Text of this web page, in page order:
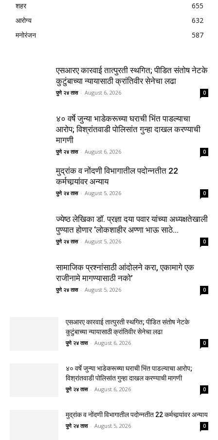
शहर
655
आरोग्य
632
मनोरंजन
587
एसआरए कारवाई तात्पुरती स्थगित; पीडित संतोष नेटके
कुटुंबाच्या न्यायासाठी क्रांतिवीर सेनेचा लढा
पुणे २४ तास - August 6, 2026 0
४० वर्षे जुन्या भाडेकरूच्या घराची भिंत पाडल्याचा
आरोप; विश्रांतवाडी पोलिसांत गुन्हा दाखल करण्याची
मागणी
पुणे २४ तास - August 6, 2026 0
मुद्रांक व नोंदणी विभागातील पदोन्नतीत 22
कर्मचार्‍यांवर अन्याय
पुणे २४ तास - August 5, 2026 0
ज्येष्ठ लेखिका डॉ. प्रज्ञा दया पवार यांच्या अध्यक्षतेखाली
पुण्यात होणार ‘लोकशाहीर अण्णा भाऊ साठे...
पुणे २४ तास - August 5, 2026 0
सामाजिक प्रश्नांसाठी आंदोलने करा, एकामागे एक
राजीनामे मागण्यासाठी नको’
पुणे २४ तास - August 5, 2026 0
एसआरए कारवाई तात्पुरती स्थगित; पीडित संतोष नेटके
कुटुंबाच्या न्यायासाठी क्रांतिवीर सेनेचा लढा
पुणे २४ तास - August 6, 2026 0
४० वर्षे जुन्या भाडेकरूच्या घराची भिंत पाडल्याचा आरोप;
विश्रांतवाडी पोलिसांत गुन्हा दाखल करण्याची मागणी
पुणे २४ तास - August 6, 2026 0
मुद्रांक व नोंदणी विभागातील पदोन्नतीत 22 कर्मचार्‍यांवर अन्याय
पुणे २४ तास - August 5, 2026 0